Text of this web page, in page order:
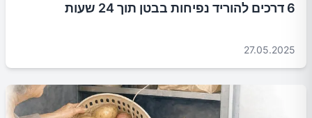
6 דרכים להוריד נפיחות בבטן תוך 24 שעות
27.05.2025